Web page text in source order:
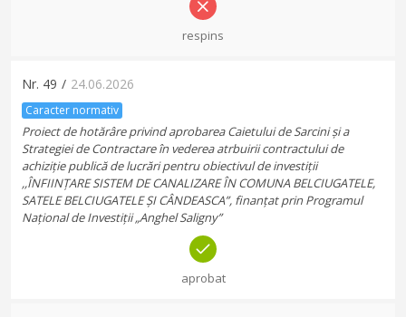
respins
Nr. 49 / 24.06.2026
Caracter normativ
Proiect de hotărâre privind aprobarea Caietului de Sarcini și a
Strategiei de Contractare în vederea atrbuirii contractului de
achiziție publică de lucrări pentru obiectivul de investiții
,,ÎNFIINȚARE SISTEM DE CANALIZARE ÎN COMUNA BELCIUGATELE,
SATELE BELCIUGATELE ȘI CÂNDEASCA”, finanțat prin Programul
Național de Investiții „Anghel Saligny”
aprobat